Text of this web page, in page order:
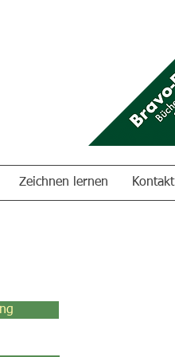
Zeichnen lernen Kontakt